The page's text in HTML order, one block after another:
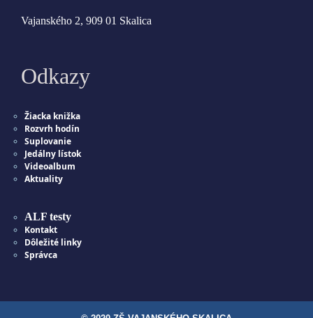
Vajanského 2, 909 01 Skalica
Odkazy
Žiacka knižka
Rozvrh hodín
Suplovanie
Jedálny lístok
Videoalbum
Aktuality
ALF testy
Kontakt
Dôležité linky
Správca